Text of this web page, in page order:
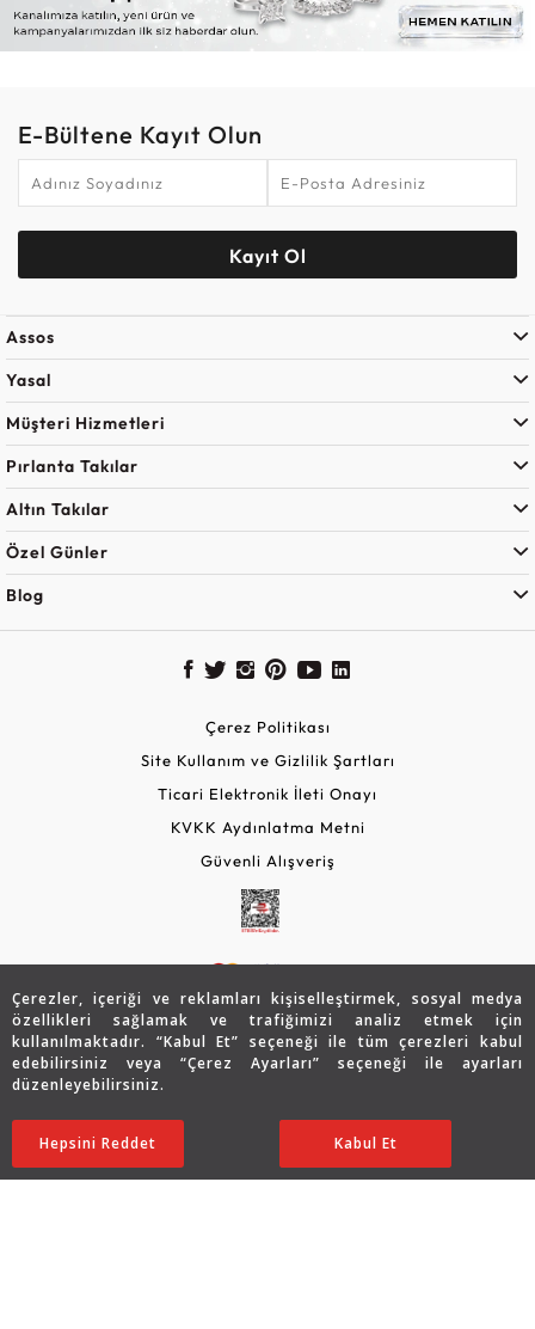
Çerezler, içeriği ve reklamları kişiselleştirmek, sosyal medya
özellikleri sağlamak ve trafiğimizi analiz etmek için
kullanılmaktadır. “Kabul Et” seçeneği ile tüm çerezleri kabul
edebilirsiniz veya “Çerez Ayarları” seçeneği ile ayarları
düzenleyebilirsiniz.
Ayarları Düzenle
Hepsini Reddet Kabul Et
76.947 TL
38.474TL SATIN ALIN
E-Bültene Kayıt Olun
Kayıt Ol
Assos
Yasal
Müşteri Hizmetleri
Pırlanta Takılar
Altın Takılar
Özel Günler
Blog
© 2026 Assos Diamond
Çerez Politikası
Site Kullanım ve Gizlilik Şartları
Ticari Elektronik İleti Onayı
KVKK Aydınlatma Metni
Güvenli Alışveriş
Copyright © 2026 Assos Pırlanta - Bu sitenin tüm hakları